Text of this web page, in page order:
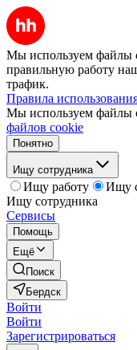
Мы используем файлы
правильную работу
трафик.
Правила
Мы используем файлы
файлов cookie
Понятно
Ищу сотрудника
Ищу работу
Ищу
Ищу сотрудника
Сервисы
Помощь
Ещё
Поиск
Бердск
Войти
Войти
Зарегистрироваться